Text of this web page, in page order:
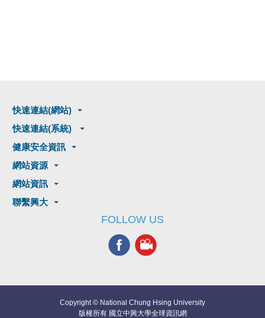
快速連結(網站)
快速連結(系統)
健康安全資訊
網站資源
網站資訊
聯繫興大
FOLLOW US
Copyright © National Chung Hsing University
版權所有 國立中興大學全球資訊網